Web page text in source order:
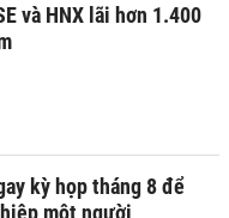
và HNX lãi hơn 1.400
kỳ họp tháng 8 để
một người